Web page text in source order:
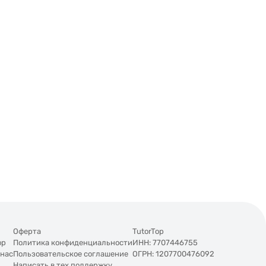
Оферта
Политика конфиденциальности
Пользовательское соглашение
TutorTop
ИНН: 7707446755
ОГРН: 1207700476092